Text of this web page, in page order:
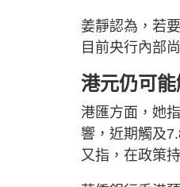
姜靜認為，若
目前央行內部
港元仍可
港匯方面，她
響，近期觸及
又指，在政策